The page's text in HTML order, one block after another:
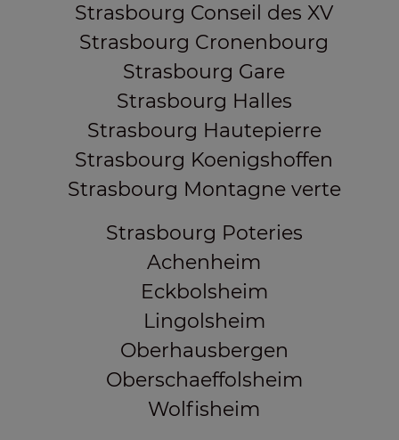
Strasbourg Conseil des XV
Strasbourg Cronenbourg
Strasbourg Gare
Strasbourg Halles
Strasbourg Hautepierre
Strasbourg Koenigshoffen
Strasbourg Montagne verte
Strasbourg Poteries
Achenheim
Eckbolsheim
Lingolsheim
Oberhausbergen
Oberschaeffolsheim
Wolfisheim